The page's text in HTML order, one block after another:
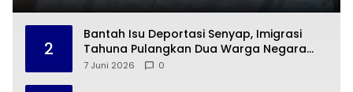
2
Bantah Isu Deportasi Senyap, Imigrasi
Tahuna Pulangkan Dua Warga Negara
Cina ke Guangzhou
7 Juni 2026 0